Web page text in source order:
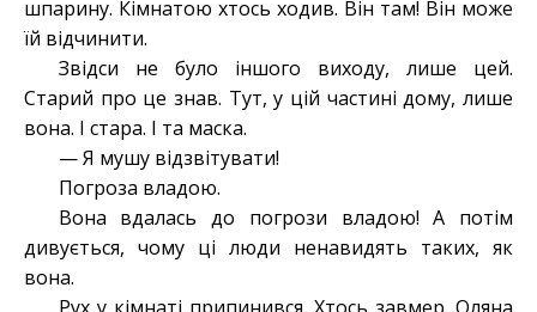
шпарину. Кімнатою хтось ходив. Він там! Він може
їй відчинити.
Звідси не було іншого виходу, лише цей.
Старий про це знав. Тут, у цій частині дому, лише
вона. І стара. І та маска.
— Я мушу відзвітувати!
Погроза владою.
Вона вдалась до погрози владою! А потім
дивується, чому ці люди ненавидять таких, як
вона.